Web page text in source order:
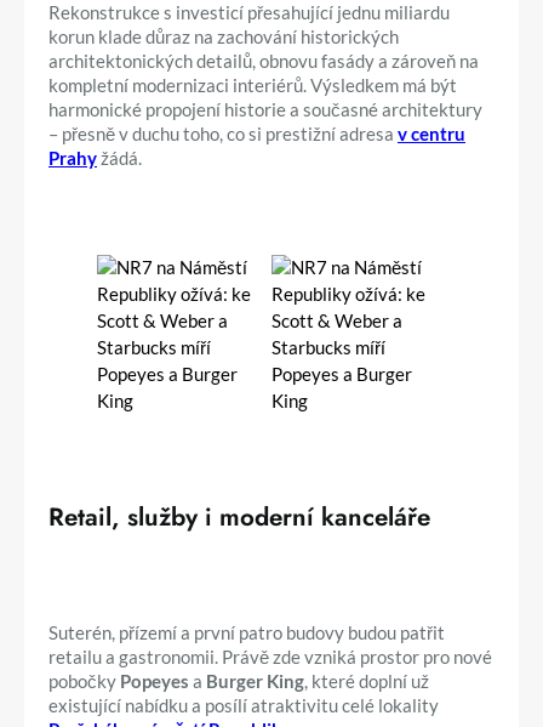
Rekonstrukce s investicí přesahující jednu miliardu
korun klade důraz na zachování historických
architektonických detailů, obnovu fasády a zároveň na
kompletní modernizaci interiérů. Výsledkem má být
harmonické propojení historie a současné architektury
– přesně v duchu toho, co si prestižní adresa v centru
Prahyžádá.
Retail, služby i moderní kanceláře
Suterén, přízemí a první patro budovy budou patřit
retailu a gastronomii. Právě zde vzniká prostor pro nové
pobočky Popeyes a Burger King, které doplní už
existující nabídku a posílí atraktivitu celé lokality